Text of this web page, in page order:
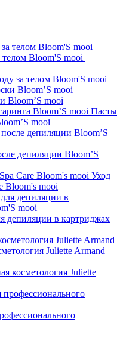
телом Bloom'S mooi
за телом Bloom'S mooi
Bloom’S mooi
Пасты
mooi
депиляции Bloom’S
Уход
Bloom's mooi
депиляции в картриджах
Juliette Armand
косметология Juliette